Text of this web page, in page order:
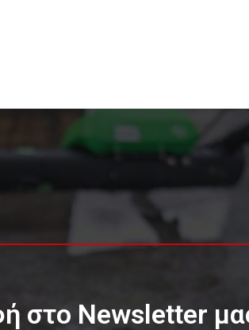
στο Newsletter